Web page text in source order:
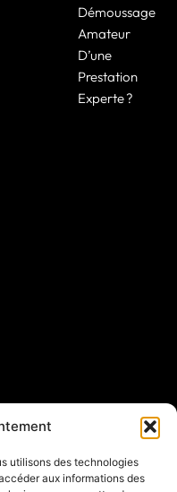
utilisons des technologies
aux informations des
Démoussage
Amateur
D’une
Prestation
Experte ?